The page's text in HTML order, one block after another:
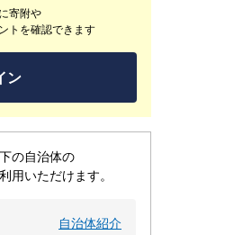
寄附や
トを確認できます
ン
の自治体の
用いただけます。
自治体紹介